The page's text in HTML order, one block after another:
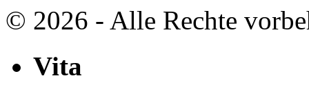
© 2026 - Alle Rechte
Vita